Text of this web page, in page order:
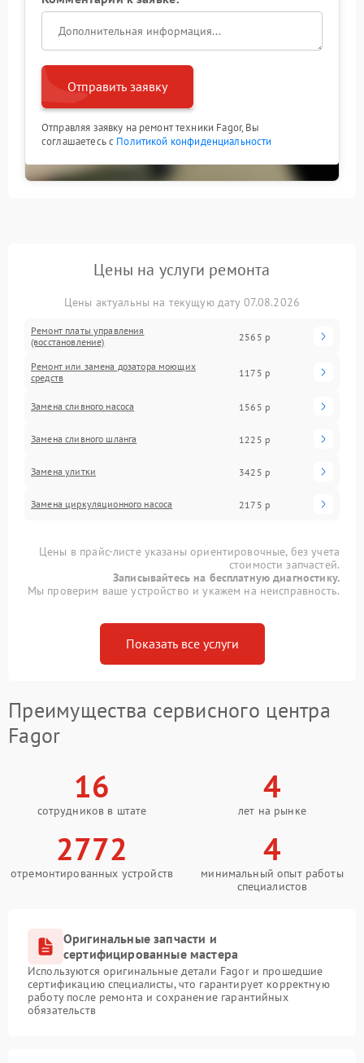
Отправить заявку
Отправляя заявку на ремонт техники Fagor, Вы
соглашаетесь с Политикой конфиденциальности
Цены на услуги ремонта
Цены актуальны на текущую дату 07.08.2026
Ремонт платы управления
(восстановление)
2565 р
Ремонт или замена дозатора моющих
средств
1175 р
Замена сливного насоса 1565 р
Замена сливного шланга 1225 р
Замена улитки 3425 р
Замена циркуляционного насоса 2175 р
Цены в прайс-листе указаны ориентировочные, без учета
стоимости запчастей.
Записывайтесь на бесплатную диагностику.
Мы проверим ваше устройство и укажем на неисправность.
Показать все услуги
Преимущества сервисного центра
Fagor
16
сотрудников в штате
4
лет на рынке
2772
отремонтированных устройств
4
минимальный опыт работы
специалистов
Оригинальные запчасти и
сертифицированные мастера
Используются оригинальные детали Fagor и прошедшие
сертификацию специалисты, что гарантирует корректную
работу после ремонта и сохранение гарантийных
обязательств